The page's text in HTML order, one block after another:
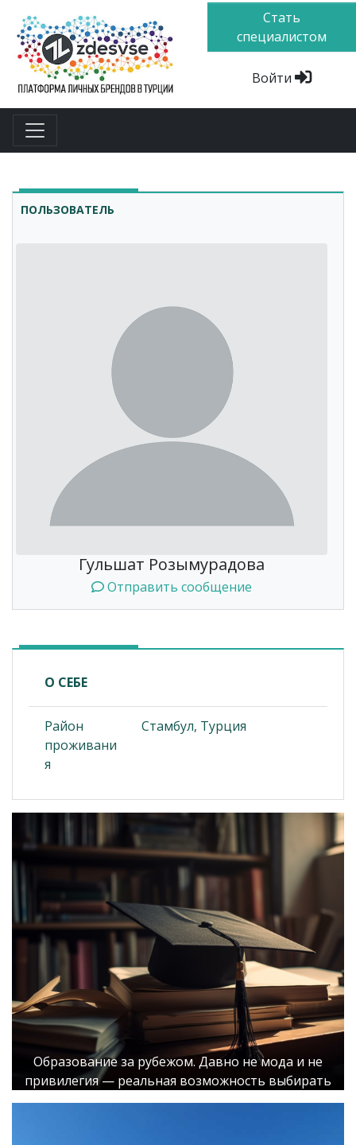
Стать
специалистом
Войти
ПОЛЬЗОВАТЕЛЬ
Гульшат Розымурадова
Отправить сообщение
О СЕБЕ
Район
проживани
я
Стамбул, Турция
Образование за рубежом. Давно не мода и не
привилегия — реальная возможность выбирать